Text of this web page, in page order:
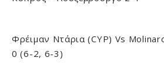
Φρέιμαν Ντάρια (CYP) Vs
0 (6-2, 6-3)